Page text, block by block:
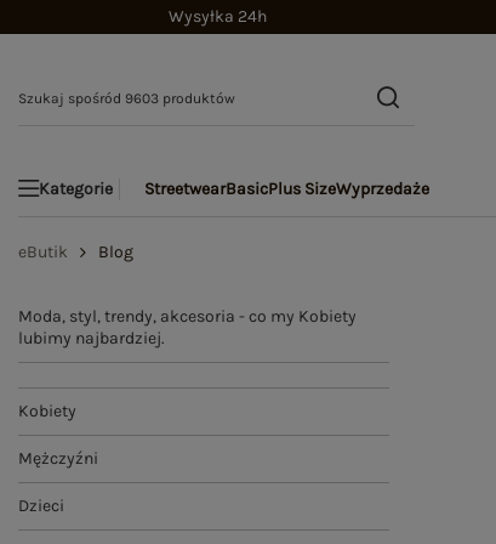
Wysyłka 24h
Kategorie StreetwearBasicPlus SizeWyprzedaże
eButik Blog
Moda, styl, trendy, akcesoria - co my Kobiety
lubimy najbardziej.
Kobiety
Mężczyźni
Dzieci